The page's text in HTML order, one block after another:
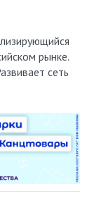
рынке.
сеть